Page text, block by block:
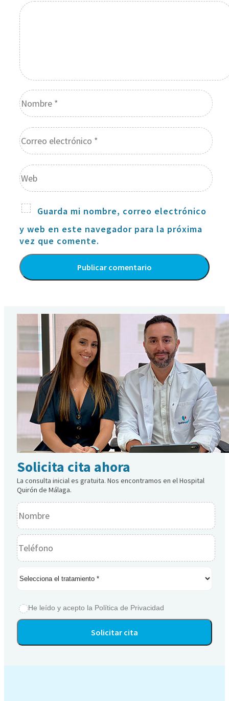
Guarda mi nombre, correo electrónico
y web en este navegador para la próxima
vez que comente.
Solicita cita ahora
La consulta inicial es gratuita. Nos encontramos en el Hospital
Quirón de Málaga.
He leído y acepto la Política de Privacidad